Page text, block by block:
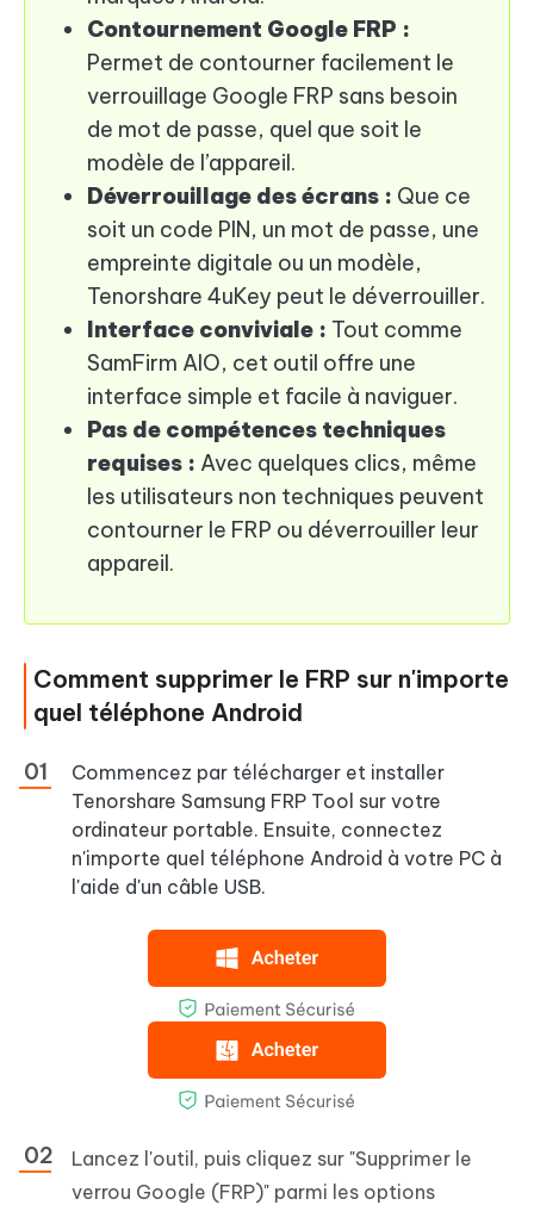
Contournement Google FRP :
Permet de contourner facilement le
verrouillage Google FRP sans besoin
de mot de passe, quel que soit le
modèle de l’appareil.
Déverrouillage des écrans : Que ce
soit un code PIN, un mot de passe, une
empreinte digitale ou un modèle,
Tenorshare 4uKey peut le déverrouiller.
Interface conviviale : Tout comme
SamFirm AIO, cet outil offre une
interface simple et facile à naviguer.
Pas de compétences techniques
requises : Avec quelques clics, même
les utilisateurs non techniques peuvent
contourner le FRP ou déverrouiller leur
appareil.
Comment supprimer le FRP sur n'importe
quel téléphone Android
Commencez par télécharger et installer
Tenorshare Samsung FRP Tool sur votre
ordinateur portable. Ensuite, connectez
n'importe quel téléphone Android à votre PC à
l'aide d'un câble USB.
Lancez l'outil, puis cliquez sur "Supprimer le
verrou Google (FRP)" parmi les options